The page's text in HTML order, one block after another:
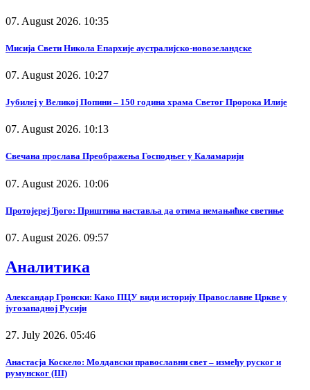
07. August 2026. 10:35
Мисија Свети Никола Епархије аустралијско-новозеландске
07. August 2026. 10:27
Јубилеј у Великој Попини – 150 година храма Светог Пророка Илије
07. August 2026. 10:13
Свечана прослава Преображења Господњег у Каламарији
07. August 2026. 10:06
Протојереј Ђого: Приштина наставља да отима немањићке светиње
07. August 2026. 09:57
Аналитика
Александар Гронски: Како ПЦУ види историју Православне Цркве у
југозападној Русији
27. July 2026. 05:46
Анастасја Коскело: Молдавски православни свет – између руског и
румунског (III)